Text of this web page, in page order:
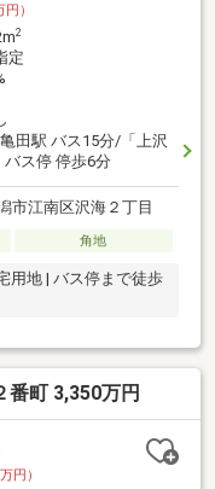
）
2
定
田駅 バス15分/「上沢
ス停 停歩6分
市江南区沢海２丁目
角地
用地 | バス停まで徒歩
番町 3,350万円
円）